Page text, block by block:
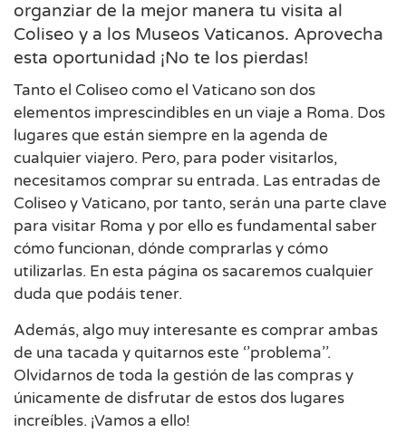
organziar de la mejor manera tu visita al
Coliseo y a los Museos Vaticanos. Aprovecha
esta oportunidad ¡No te los pierdas!
Tanto el Coliseo como el Vaticano son dos
elementos imprescindibles en un viaje a Roma. Dos
lugares que están siempre en la agenda de
cualquier viajero. Pero, para poder visitarlos,
necesitamos comprar su entrada. Las entradas de
Coliseo y Vaticano, por tanto, serán una parte clave
para visitar Roma y por ello es fundamental saber
cómo funcionan, dónde comprarlas y cómo
utilizarlas. En esta página os sacaremos cualquier
duda que podáis tener.
Además, algo muy interesante es comprar ambas
de una tacada y quitarnos este ‘’problema’’.
Olvidarnos de toda la gestión de las compras y
únicamente de disfrutar de estos dos lugares
increíbles. ¡Vamos a ello!